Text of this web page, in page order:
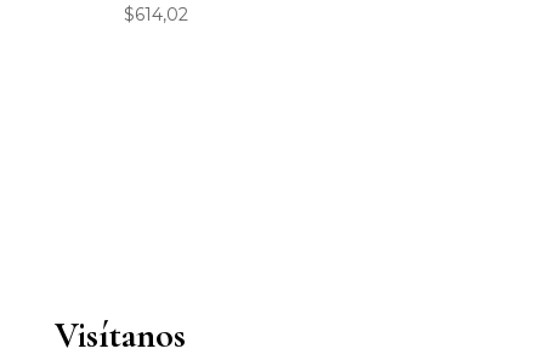
$614,02
Visítanos